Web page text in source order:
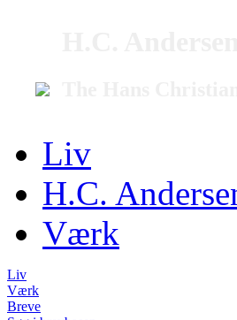
Liv
H.C.
Værk
Liv
Værk
Breve